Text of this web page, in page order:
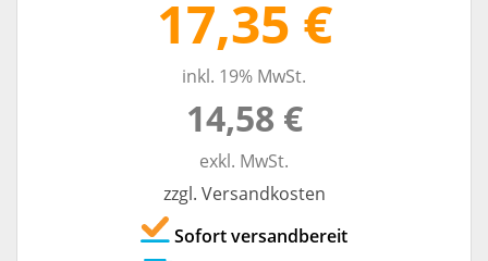
17,35 €
inkl. 19% MwSt.
14,58 €
exkl. MwSt.
zzgl. Versandkosten
Sofort versandbereit